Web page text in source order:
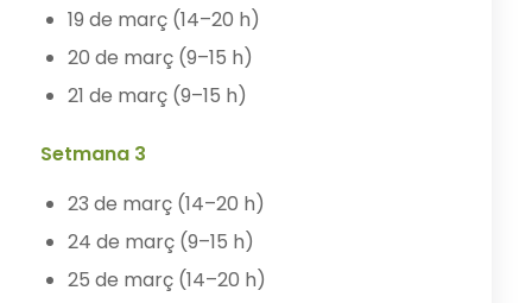
19 de març (14–20 h)
20 de març (9–15 h)
21 de març (9–15 h)
Setmana 3
23 de març (14–20 h)
24 de març (9–15 h)
25 de març (14–20 h)